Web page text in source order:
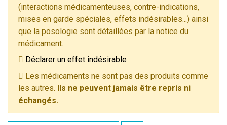
(interactions médicamenteuses, contre-indications,
mises en garde spéciales, effets indésirables...) ainsi
que la posologie sont détaillées par la notice du
médicament.
Déclarer un effet indésirable
Les médicaments ne sont pas des produits comme
les autres. Ils ne peuvent jamais être repris ni
échangés.